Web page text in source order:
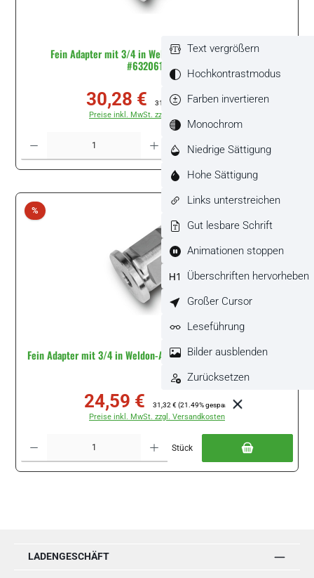
Fein Adapter mit 3/4 in Weldon-Aufnahme 7mm M10
#63206147010
Verkaufspreis:
30,28 € Regulärer Preis:
31,32 €(3.32% gespart)
Preise inkl. MwSt. zzgl. Versandkosten
Stück
%Rabatt
Fein Adapter mit 3/4 in Weldon-Aufnahme 1/4in #63206148010
Verkaufspreis:
24,59 € 31,32 € (21.49% gespart)
Preise inkl. MwSt. zzgl. Versandkosten
Stück
LADENGESCHÄFT
Text vergrößern
Hochkontrastmodus
Farben invertieren
Monochrom
Niedrige Sättigung
Hohe Sättigung
Links unterstreichen
Gut lesbare Schrift
Animationen stoppen
Überschriften hervorheben
Großer Cursor
Leseführung
Bilder ausblenden
Zurücksetzen